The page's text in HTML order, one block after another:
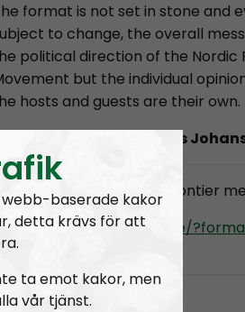
format is not set in stone and
to change, the overall
political direction of the Nordic
but the individual
hosts and guests are their own.
Andreas
Prenumerera på Nordic Frontier
https://nordiskradio.se/
frontier
webb-baserade kakor
detta krävs för att
ta emot kakor, men
vår tjänst.